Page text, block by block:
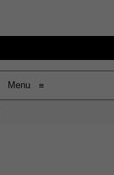
Menu ≡